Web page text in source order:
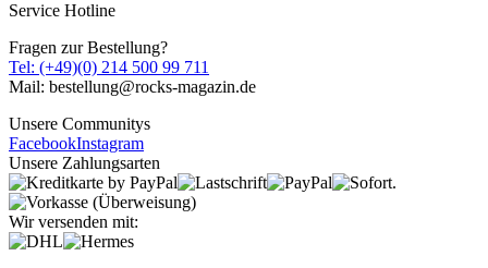
Service Hotline
Fragen zur Bestellung?
Tel: (+49)(0) 214 500 99 711
Mail: bestellung@rocks-magazin.de
Unsere Communitys
FacebookInstagram
Unsere Zahlungsarten
Wir versenden mit: